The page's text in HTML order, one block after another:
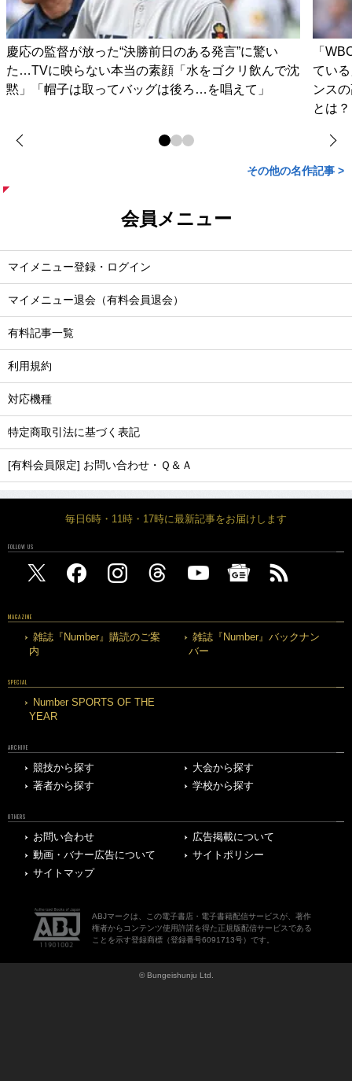
慶応の監督が放った“決勝前日のある発言”に驚い
た…TVに映らない本当の素顔「水をゴクリ飲んで沈
黙」「帽子は取ってバッグは後ろ…を唱えて」
「
てい
ンス
とは？
その他の名作記事 >
会員メニュー
マイメニュー登録・ログイン
マイメニュー退会（有料会員退会）
有料記事一覧
利用規約
対応機種
特定商取引法に基づく表記
[有料会員限定] お問い合わせ・Ｑ＆Ａ
毎日6時・11時・17時に最新記事をお届けします
FOLLOW US
MAGAZINE
雑誌『Number』購読のご案
内
雑誌『Number』バックナン
バー
SPECIAL
Number SPORTS OF THE
YEAR
ARCHIVE
競技から探す
大会から探す
著者から探す
学校から探す
OTHERS
お問い合わせ
広告掲載について
動画・バナー広告について
サイトポリシー
サイトマップ
ABJマークは、この電子書店・電子書籍配信サービスが、著作
権者からコンテンツ使用許諾を得た正規版配信サービスである
ことを示す登録商標（登録番号6091713号）です。
© Bungeishunju Ltd.